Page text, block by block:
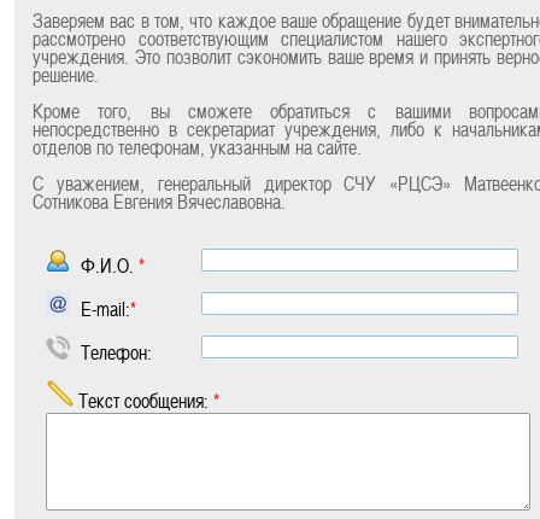
Заверяем вас в том, что каждое ваше обращение будет
рассмотрено соответствующим специалистом нашего
учреждения. Это позволит сэкономить ваше время и принять
решение.
Кроме того, вы сможете обратиться с вашими
непосредственно в секретариат учреждения, либо к
отделов по телефонам, указанным на сайте.
С уважением, генеральный директор СЧУ «РЦСЭ»
Сотникова Евгения Вячеславовна.
Ф.И.О. *
E-mail:*
Телефон:
Текст сообщения: *